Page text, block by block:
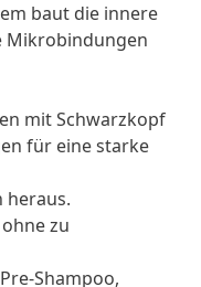
baut die innere
Mikrobindungen
mit Schwarzkopf
für eine starke
heraus.
zu
Shampoo,